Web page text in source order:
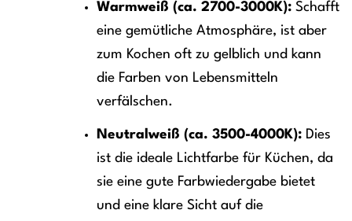
Warmweiß (ca. 2700-3000K):Schafft
eine gemütliche Atmosphäre, ist aber
zum Kochen oft zu gelblich und kann
die Farben von Lebensmitteln
verfälschen.
Neutralweiß (ca. 3500-4000K):Dies
ist die ideale Lichtfarbe für Küchen, da
sie eine gute Farbwiedergabe bietet
und eine klare Sicht auf die